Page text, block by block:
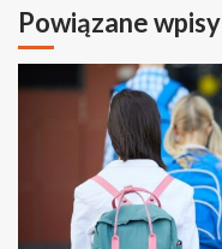
Powiązane wpisy